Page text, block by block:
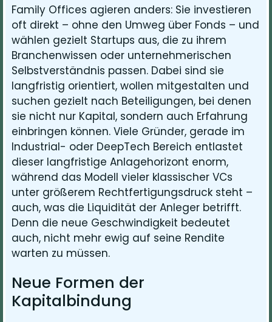
Family Offices agieren anders: Sie investieren
oft direkt – ohne den Umweg über Fonds – und
wählen gezielt Startups aus, die zu ihrem
Branchenwissen oder unternehmerischen
Selbstverständnis passen. Dabei sind sie
langfristig orientiert, wollen mitgestalten und
suchen gezielt nach Beteiligungen, bei denen
sie nicht nur Kapital, sondern auch Erfahrung
einbringen können. Viele Gründer, gerade im
Industrial- oder DeepTech Bereich entlastet
dieser langfristige Anlagehorizont enorm,
während das Modell vieler klassischer VCs
unter größerem Rechtfertigungsdruck steht –
auch, was die Liquidität der Anleger betrifft.
Denn die neue Geschwindigkeit bedeutet
auch, nicht mehr ewig auf seine Rendite
warten zu müssen.
Neue Formen der
Kapitalbindung